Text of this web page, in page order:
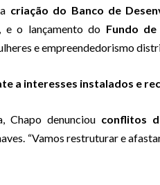
criação do Banco de
e o lançamento do Fundo
e empreendedorismo
a interesses instalados e
Chapo denunciou conflitos
“Vamos restruturar e